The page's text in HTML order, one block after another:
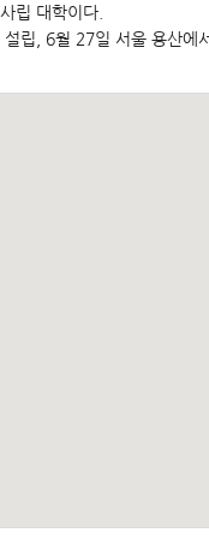
립 대학이다.
립, 6월 27일 서울 용산에